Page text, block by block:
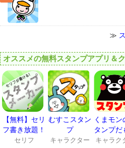
≫
オススメの無料スタンプアプリ＆
【無料】セリ
フ書き放題！
スタンプメー
セリフ
むすこスタン
プ
キャラクター
くまモン
タンプだ
キャラク